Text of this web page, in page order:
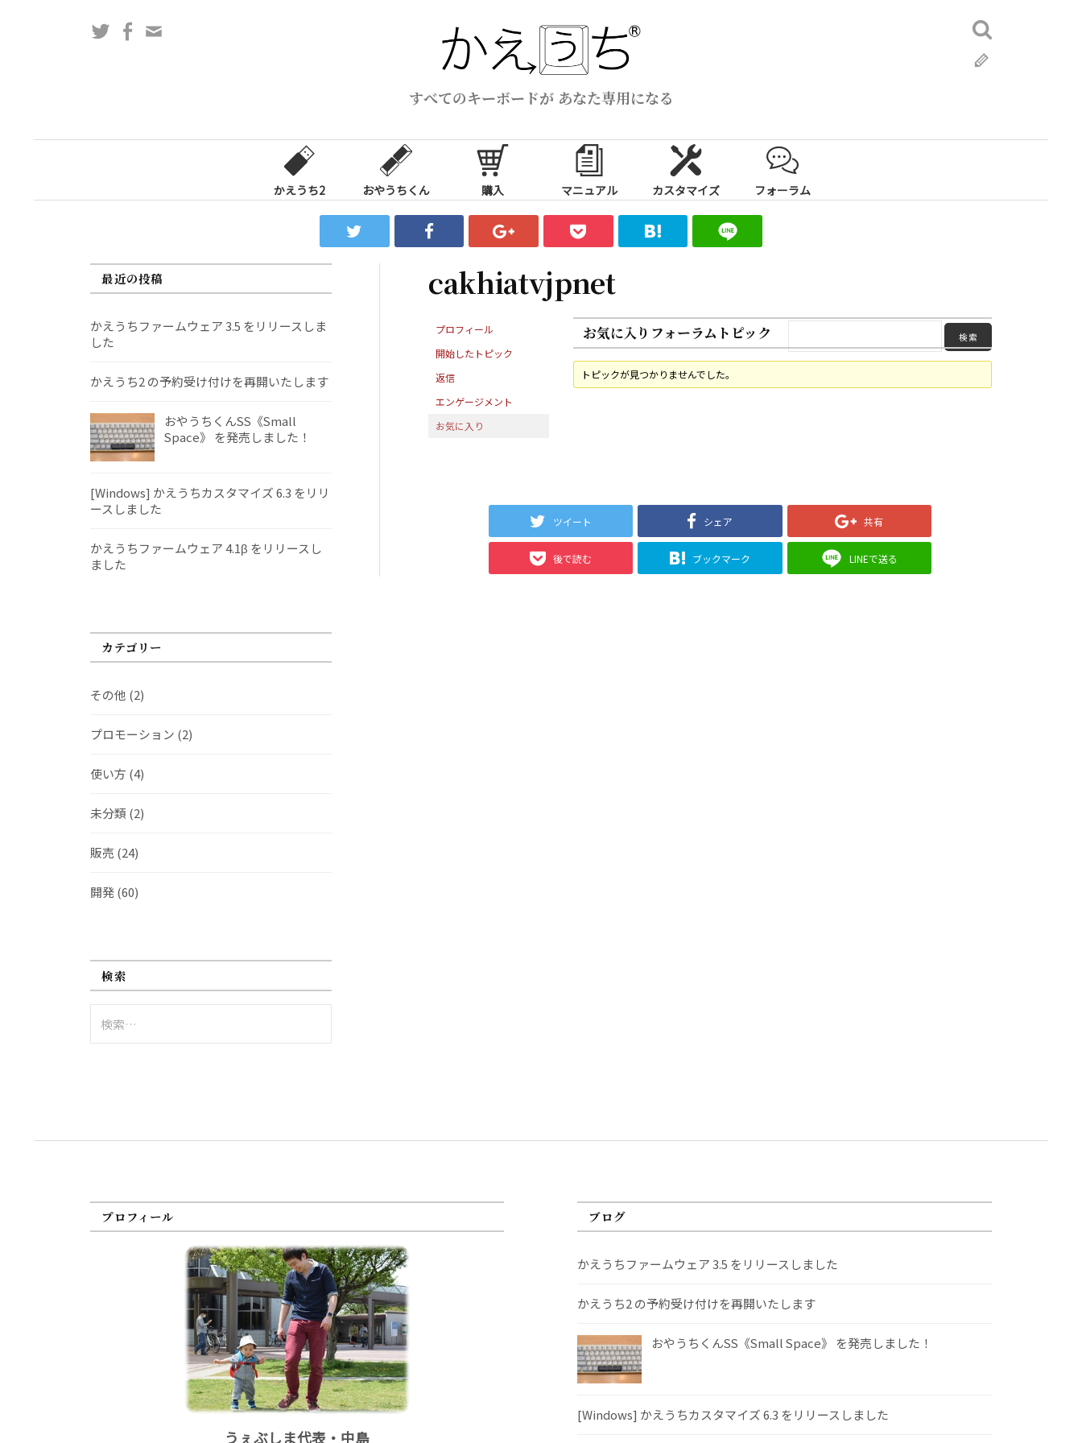
ス
すべてのキーボードが あなた専用になる
TwitterFacebook
検
索:
かえうち2 おやうちくん 購入 マニュアル カスタマイズ フォーラム
cakhiatvjpnet
プロフィール
開始したトピック
返信
エンゲージメント
お気に入り
お気に入りフォーラムトピック
トピックが見つかりませんでした。
ツイート シェア 共有
後で読む ブックマーク LINEで送る
最近の投稿
かえうちファームウェア 3.5 をリリースしま
した
かえうち2 の予約受け付けを再開いたします
おやうちくんSS《Small
Space》 を発売しました！
[Windows] かえうちカスタマイズ 6.3 をリリ
ースしました
かえうちファームウェア 4.1β をリリースし
ました
カテゴリー
その他 (2)
プロモーション (2)
使い方 (4)
未分類 (2)
販売 (24)
開発(60)
検索
索:
プロフィール
うぇぶしま代表・中島
ブログ
かえうちファームウェア 3.5 をリリースしました
かえうち2 の予約受け付けを再開いたします
おやうちくんSS《Small Space》 を発売しました！
[Windows] かえうちカスタマイズ 6.3 をリリースしました